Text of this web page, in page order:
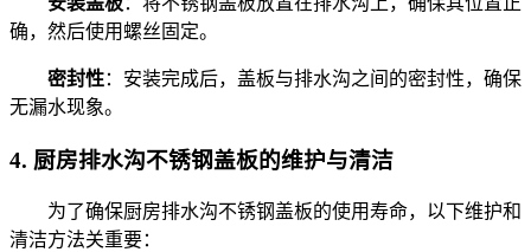
确，然后使用螺丝固定。
密封性：安装完成后，盖板与排水沟之间的密封性，确保
无漏水现象。
4. 厨房排水沟不锈钢盖板的维护与清洁
为了确保厨房排水沟不锈钢盖板的使用寿命，以下维护和
清洁方法关重要：